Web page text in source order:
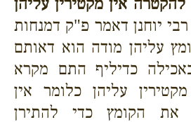
רבי יוחנן דאמר פ"ק דמנחות
עליהן מודה הוא דאותם
כדיליף התם מקרא
עליהן כלומר אין
את הקומץ כדי להתירן